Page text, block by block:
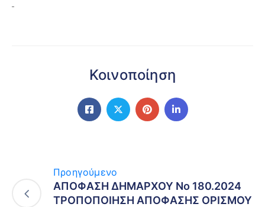
Κοινοποίηση
Προηγούμενο
ΑΠΟΦΑΣΗ ΔΗΜΑΡΧΟΥ Νο 180.2024
ΤΡΟΠΟΠΟΙΗΣΗ ΑΠΟΦΑΣΗΣ ΟΡΙΣΜΟΥ